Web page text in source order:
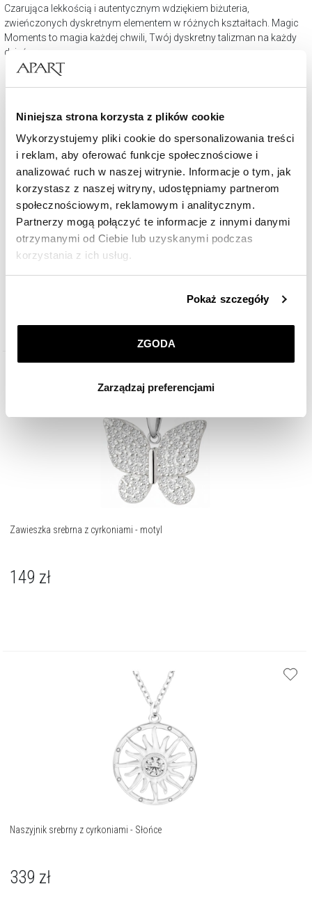
Niniejsza strona korzysta z plików cookie
Wykorzystujemy pliki cookie do spersonalizowania treści
i reklam, aby oferować funkcje społecznościowe i
analizować ruch w naszej witrynie. Informacje o tym, jak
korzystasz z naszej witryny, udostępniamy partnerom
społecznościowym, reklamowym i analitycznym.
Partnerzy mogą połączyć te informacje z innymi danymi
otrzymanymi od Ciebie lub uzyskanymi podczas
korzystania z ich usług.
przez nas plików cookie znajdziesz wPolityce
korzystamy. Możesz również wybrać jaki rodzaj plików
Zarządzaj preferencjami
. W każdej chwili możesz
dokonać zmiany wybranych przez Ciebie plików cookie.
Pokaż szczegóły
ZGODA
Zarządzaj preferencjami
Czarująca lekkością i autentycznym wdziękiem biżuteria,
zwieńczonych dyskretnym elementem w różnych kształtach. Magic
Moments to magia każdej chwili, Twój dyskretny talizman na każdy
dzień.
Kolczyki srebrne z cyrkoniami - motyle
169 zł
Zawieszka srebrna z cyrkoniami - motyl
149 zł
Naszyjnik srebrny z cyrkoniami - Słońce
339 zł